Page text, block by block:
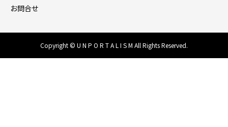
お問合せ
Copyright © U N P O R T A L I S M All Rights Reserved.